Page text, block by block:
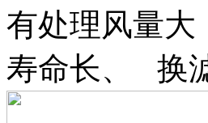
有处理风量大
寿命长、 换